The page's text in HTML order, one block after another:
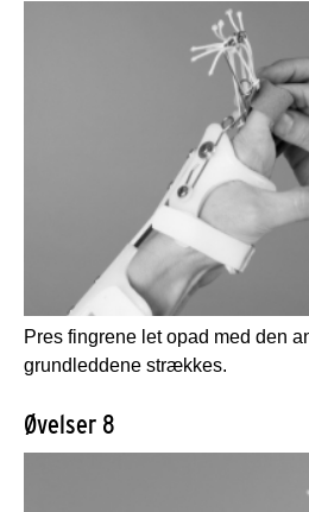
Pres fingrene let opad med den
grundleddene strækkes.
Øvelser 8